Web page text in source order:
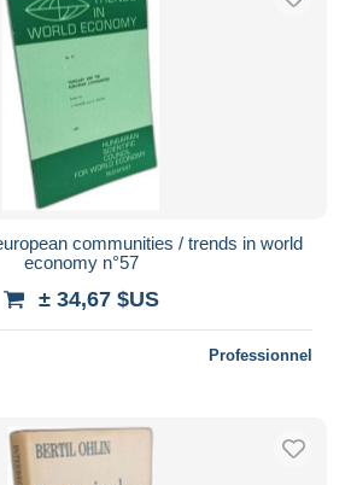
communities / trends in world
economy n°57
± 34,67 $US
Professionnel